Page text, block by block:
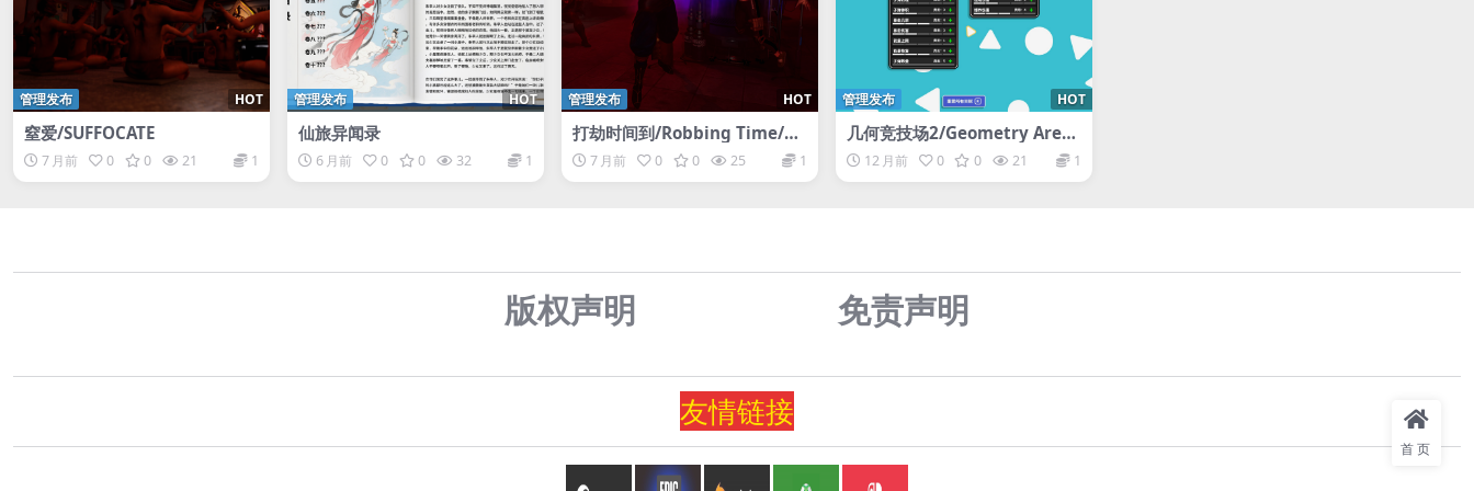
HOT
管理发布
窒爱/SUFFOCATE
7 月前 0 0 21 1
HOT
管理发布
仙旅异闻录
6 月前 0 0 32 1
HOT
管理发布
打劫时间到/Robbing Time/支
持网络联机
7 月前 0 0 25 1
HOT
管理发布
几何竞技场2/Geometry Aren
a 212 月前 0 0 21 1
版权声明 免责声明
友情链接
首页